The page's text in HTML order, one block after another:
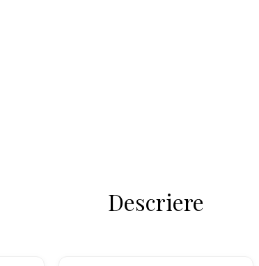
Descriere